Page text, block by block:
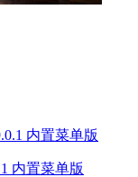
内置菜单版